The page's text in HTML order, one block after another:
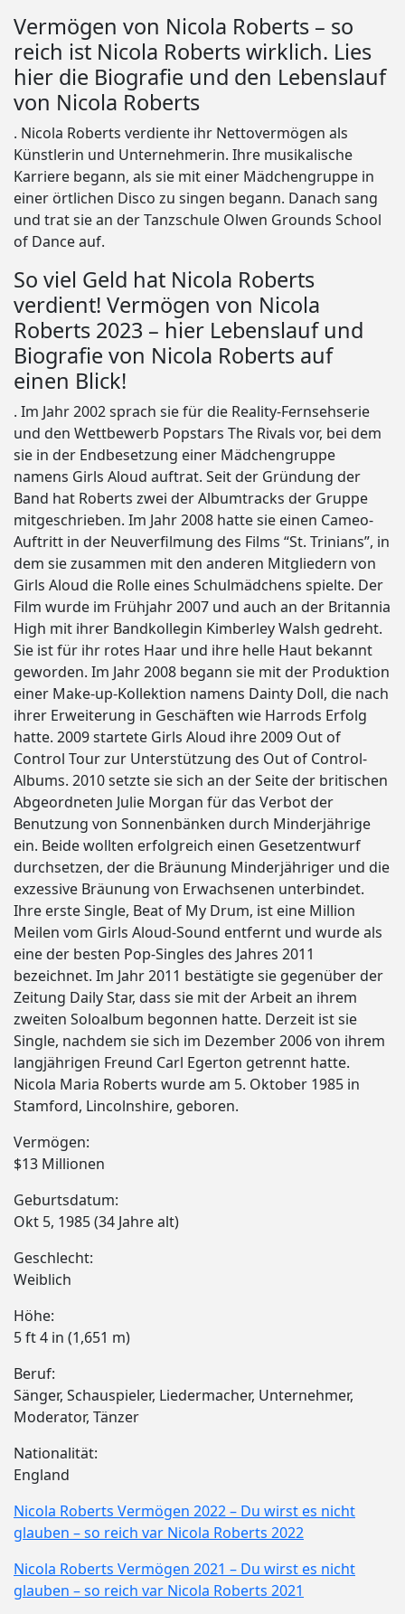
Vermögen von Nicola Roberts – so
reich ist Nicola Roberts wirklich. Lies
hier die Biografie und den Lebenslauf
von Nicola Roberts
. Nicola Roberts verdiente ihr Nettovermögen als
Künstlerin und Unternehmerin. Ihre musikalische
Karriere begann, als sie mit einer Mädchengruppe in
einer örtlichen Disco zu singen begann. Danach sang
und trat sie an der Tanzschule Olwen Grounds School
of Dance auf.
So viel Geld hat Nicola Roberts
verdient! Vermögen von Nicola
Roberts 2023 – hier Lebenslauf und
Biografie von Nicola Roberts auf
einen Blick!
. Im Jahr 2002 sprach sie für die Reality-Fernsehserie
und den Wettbewerb Popstars The Rivals vor, bei dem
sie in der Endbesetzung einer Mädchengruppe
namens Girls Aloud auftrat. Seit der Gründung der
Band hat Roberts zwei der Albumtracks der Gruppe
mitgeschrieben. Im Jahr 2008 hatte sie einen Cameo-
Auftritt in der Neuverfilmung des Films “St. Trinians”, in
dem sie zusammen mit den anderen Mitgliedern von
Girls Aloud die Rolle eines Schulmädchens spielte. Der
Film wurde im Frühjahr 2007 und auch an der Britannia
High mit ihrer Bandkollegin Kimberley Walsh gedreht.
Sie ist für ihr rotes Haar und ihre helle Haut bekannt
geworden. Im Jahr 2008 begann sie mit der Produktion
einer Make-up-Kollektion namens Dainty Doll, die nach
ihrer Erweiterung in Geschäften wie Harrods Erfolg
hatte. 2009 startete Girls Aloud ihre 2009 Out of
Control Tour zur Unterstützung des Out of Control-
Albums. 2010 setzte sie sich an der Seite der britischen
Abgeordneten Julie Morgan für das Verbot der
Benutzung von Sonnenbänken durch Minderjährige
ein. Beide wollten erfolgreich einen Gesetzentwurf
durchsetzen, der die Bräunung Minderjähriger und die
exzessive Bräunung von Erwachsenen unterbindet.
Ihre erste Single, Beat of My Drum, ist eine Million
Meilen vom Girls Aloud-Sound entfernt und wurde als
eine der besten Pop-Singles des Jahres 2011
bezeichnet. Im Jahr 2011 bestätigte sie gegenüber der
Zeitung Daily Star, dass sie mit der Arbeit an ihrem
zweiten Soloalbum begonnen hatte. Derzeit ist sie
Single, nachdem sie sich im Dezember 2006 von ihrem
langjährigen Freund Carl Egerton getrennt hatte.
Nicola Maria Roberts wurde am 5. Oktober 1985 in
Stamford, Lincolnshire, geboren.
Vermögen:
$13 Millionen
Geburtsdatum:
Okt 5, 1985 (34 Jahre alt)
Geschlecht:
Weiblich
Höhe:
5 ft 4 in (1,651 m)
Beruf:
Sänger, Schauspieler, Liedermacher, Unternehmer,
Moderator, Tänzer
Nationalität:
England
Nicola Roberts Vermögen 2022 – Du wirst es nicht
glauben – so reich var Nicola Roberts 2022
Nicola Roberts Vermögen 2021 – Du wirst es nicht
glauben – so reich var Nicola Roberts 2021